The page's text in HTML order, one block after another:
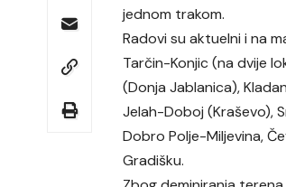
jednom trakom.
Radovi su aktuelni i na
Tarčin-Konjic (na dvije
(Donja Jablanica),
Jelah-Doboj (Kraševo),
Dobro Polje-Miljevina,
Gradišku.